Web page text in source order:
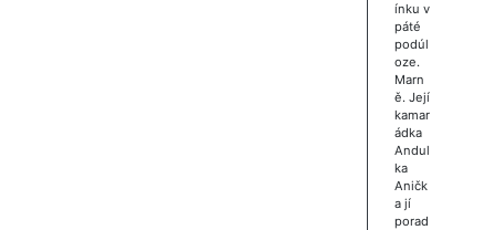
ínku v
páté
podúl
oze.
Marn
ě. Její
kamar
ádka
Andul
ka
Aničk
a jí
porad